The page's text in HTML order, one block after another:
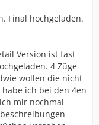
Final hochgeladen.
Version ist fast
4 Züge
wollen die nicht
ich bei den 4en
mir nochmal